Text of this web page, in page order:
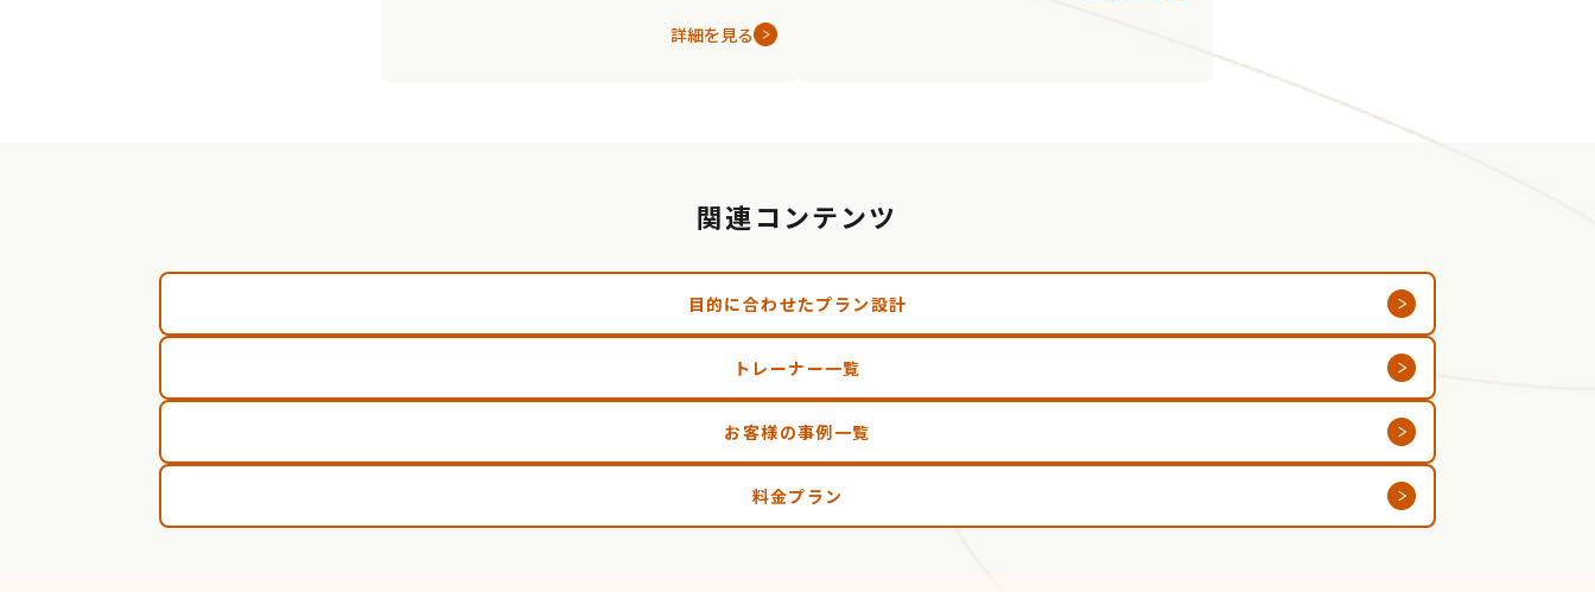
詳細を見る
関連コンテンツ
目的に合わせたプラン設計
トレーナー一覧
お客様の事例一覧
料金プラン